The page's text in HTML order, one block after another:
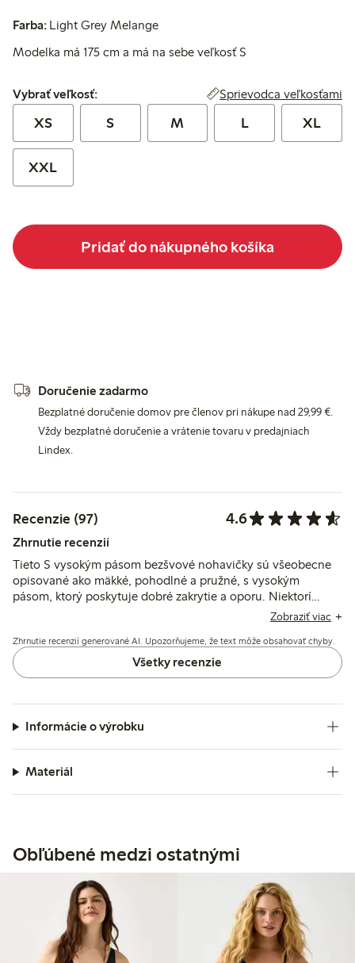
Farba: Light Grey Melange
Modelka má 175 cm a má na sebe veľkosť S
Vybrať veľkosť:
Vybrať veľkosť: Sprievodca veľkosťami
XS S M L XL
XXL
Pridať do nákupného košíka
Doručenie zadarmo
Bezplatné doručenie domov pre členov pri nákupe nad 29,99 €.
Vždy bezplatné doručenie a vrátenie tovaru v predajniach
Lindex.
Recenzie (97) 4.6
Zhrnutie recenzií
Tieto S vysokým pásom bezšvové nohavičky sú všeobecne
opisované ako mäkké, pohodlné a pružné, s vysokým
pásom, ktorý poskytuje dobré zakrytie a oporu. Niektorí
zákazníci považujú strih za mierne voľný alebo tesný okolo
etikety alebo problémy s prilepením vložiek.
Zobraziť viac
Zhrnutie recenzií generované AI. Upozorňujeme, že text môže obsahovať chyby.
Všetky recenzie
Informácie o výrobku
Materiál
Obľúbené medzi ostatnými